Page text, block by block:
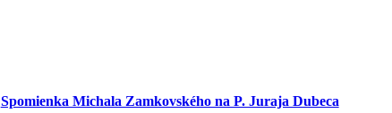
Spomienka Michala Zamkovského na P. Juraja Dubeca